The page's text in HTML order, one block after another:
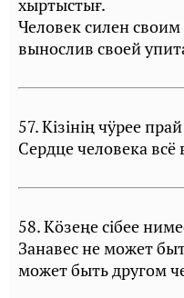
хыртыстығ.
Человек силен своим
вынослив своей
57. Кiзiнiң чӱрее
Сердце человека
58. Кöзеңе сiбее
Занавес не может
может быть другом